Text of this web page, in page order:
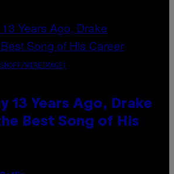
WIREIMAGE)
13 Years Ago, Drake
Best Song of His